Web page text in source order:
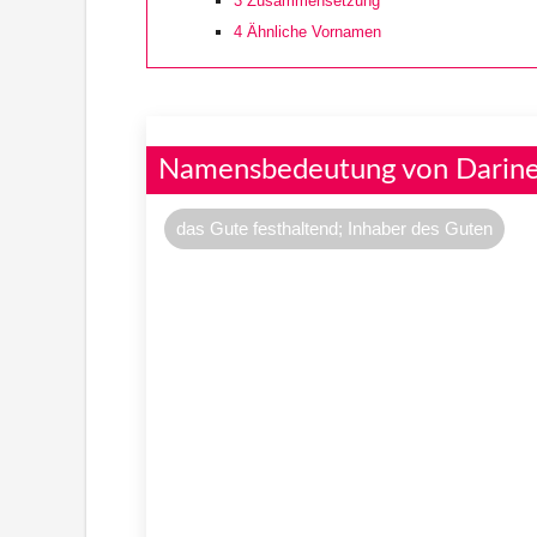
4 Ähnliche Vornamen
Namensbedeutung von
das Gute festhaltend; Inhaber des Guten